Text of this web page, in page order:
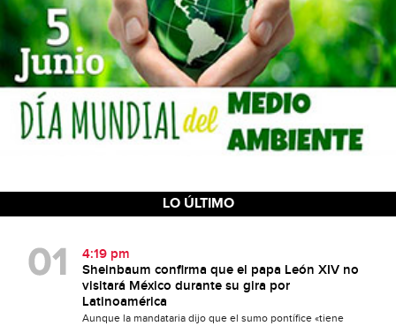
LO ÚLTIMO
4:19 pm
Sheinbaum confirma que el papa León XIV no
visitará México durante su gira por
Latinoamérica
Aunque la mandataria dijo que el sumo pontífice «tiene